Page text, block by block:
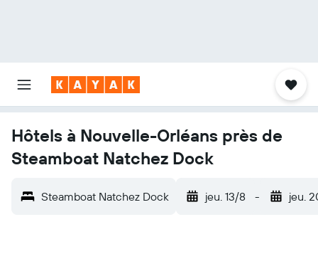
Hôtels à Nouvelle-Orléans près de
Steamboat Natchez Dock
Steamboat Natchez Dock jeu. 13/8 - jeu.